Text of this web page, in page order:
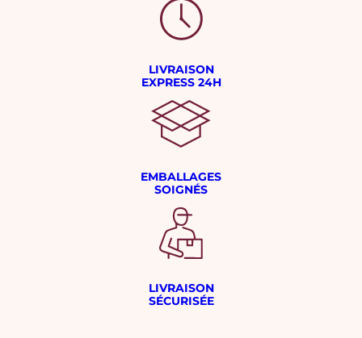
LIVRAISON
EXPRESS 24H
EMBALLAGES
SOIGNÉS
LIVRAISON
SÉCURISÉE